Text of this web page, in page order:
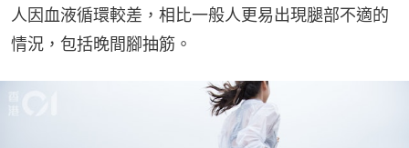
人因血液循環較差，相比一般人更易出現腿部不適的
情況，包括晚間腳抽筋。